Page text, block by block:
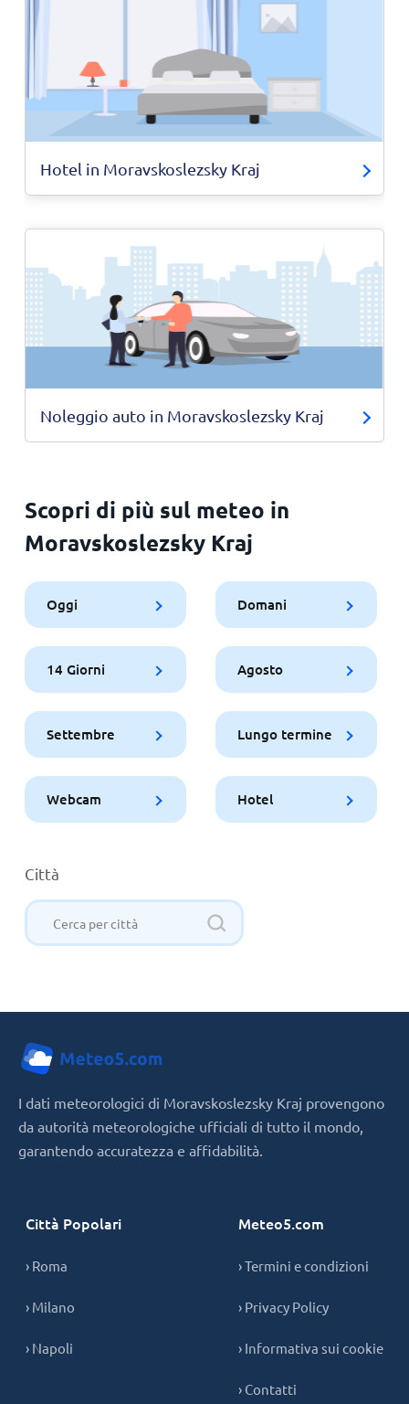
Hotel in Moravskoslezsky Kraj
Noleggio auto in Moravskoslezsky Kraj
Scopri di più sul meteo in
Moravskoslezsky Kraj
Oggi Domani
14 Giorni Agosto
Settembre Lungo termine
Webcam Hotel
Città
I dati meteorologici di Moravskoslezsky Kraj provengono
da autorità meteorologiche ufficiali di tutto il mondo,
garantendo accuratezza e affidabilità.
Città Popolari
› Roma
› Milano
› Napoli
Meteo5.com
› Termini e condizioni
› Privacy Policy
› Informativa sui cookie
› Contatti